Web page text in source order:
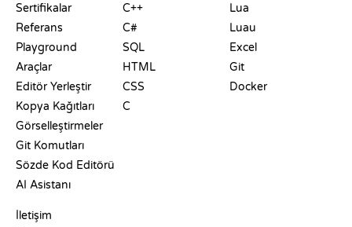
Sertifikalar
Referans
Playground
Araçlar
Editör Yerleştir
Kopya Kağıtları
Görselleştirmeler
Git Komutları
Sözde Kod Editörü
AI Asistanı
İletişim
C++
C#
SQL
HTML
CSS
C
Lua
Luau
Excel
Git
Docker